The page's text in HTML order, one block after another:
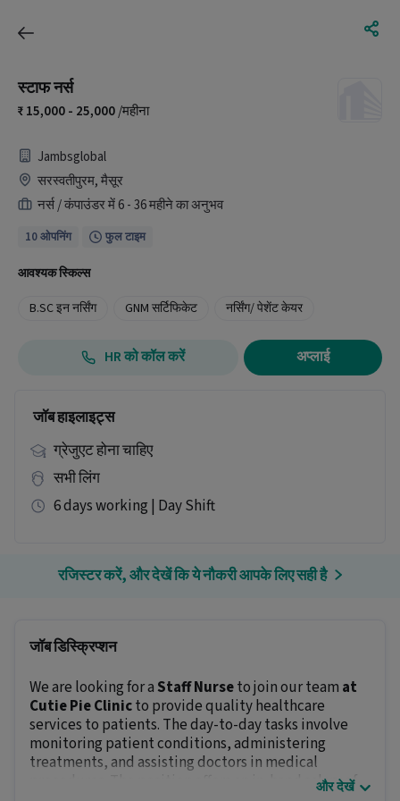
स्टाफ नर्स
15,000 - 25,000/महीना
Jambsglobal
सरस्वतीपुरम, मैसूर
नर्स / कंपाउंडर में 6 - 36 महीने का अनुभव
10 ओपनिंग फुल टाइम
आवश्यक स्किल्स
B.SC इन नर्सिंग
GNM सर्टिफिकेट नर्सिंग/ पेशेंट केयर
HR को कॉल करें अप्लाई
जॉब हाइलाइट्स
ग्रेजुएट होना चाहिए
सभी लिंग
6 days working | Day Shift
रजिस्टर करें, और देखें कि ये नौकरी आपके लिए सही है
जॉब डिस्क्रिप्शन
We are looking for a Staff Nurseto join our team at
Cutie Pie Clinicto provide quality healthcare
services to patients. The day-to-day tasks involve
monitoring patient conditions, administering
treatments, and assisting doctors in medical
procedures. The position offers an in-hand salary of
और देखें